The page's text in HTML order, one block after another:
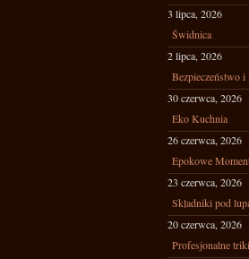
3 lipca, 2026
Świdnica
2 lipca, 2026
Bezpieczeństwo
30 czerwca, 2026
Eko Kuchnia
26 czerwca, 2026
Epokowe
23 czerwca, 2026
Składniki pod
20 czerwca, 2026
Profesjonalne